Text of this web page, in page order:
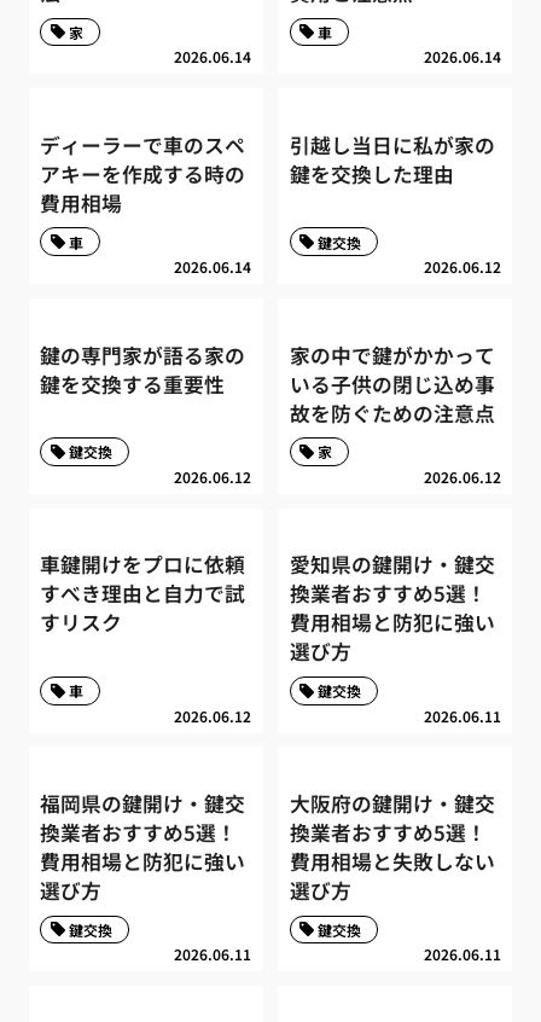
2026.06.14
家
2026.06.14
車
ディーラーで車のスペ
アキーを作成する時の
費用相場
2026.06.14
車
引越し当日に私が家の
鍵を交換した理由
2026.06.12
鍵交換
鍵の専門家が語る家の
鍵を交換する重要性
2026.06.12
鍵交換
家の中で鍵がかかって
いる子供の閉じ込め事
故を防ぐための注意点
2026.06.12
家
車鍵開けをプロに依頼
すべき理由と自力で試
すリスク
2026.06.12
車
愛知県の鍵開け・鍵交
換業者おすすめ5選！
費用相場と防犯に強い
選び方
2026.06.11
鍵交換
福岡県の鍵開け・鍵交
換業者おすすめ5選！
費用相場と防犯に強い
選び方
2026.06.11
鍵交換
大阪府の鍵開け・鍵交
換業者おすすめ5選！
費用相場と失敗しない
選び方
2026.06.11
鍵交換